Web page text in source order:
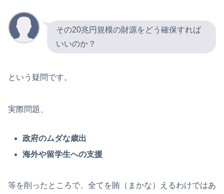
その20兆円規模の財源をどう確保すれば
いいのか？
という疑問です。
実際問題、
政府のムダな歳出
海外や留学生への支援
等を削ったところで、全てを賄（まかな）えるわけではあ